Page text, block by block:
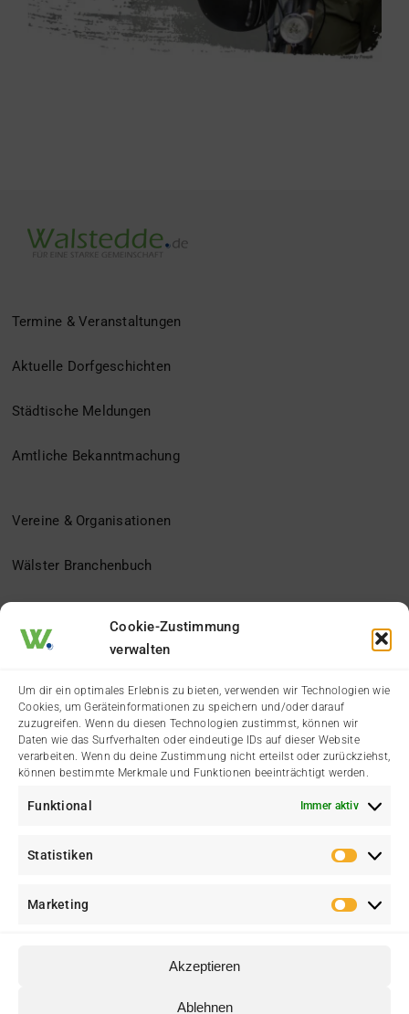
Cookie-Zustimmung
verwalten
Um dir ein optimales Erlebnis zu bieten, verwenden wir Technologien wie
Cookies, um Geräteinformationen zu speichern und/oder darauf
zuzugreifen. Wenn du diesen Technologien zustimmst, können wir
Daten wie das Surfverhalten oder eindeutige IDs auf dieser Website
verarbeiten. Wenn du deine Zustimmung nicht erteilst oder zurückziehst,
können bestimmte Merkmale und Funktionen beeinträchtigt werden.
Funktional Immer aktiv
Statistiken
Marketing
Akzeptieren
Ablehnen
Termine & Veranstaltungen
Aktuelle Dorfgeschichten
Städtische Meldungen
Amtliche Bekanntmachung
Vereine & Organisationen
Wälster Branchenbuch
Datenschutzerklärung
Cookie-Richtlinie (EU)
Kontakt